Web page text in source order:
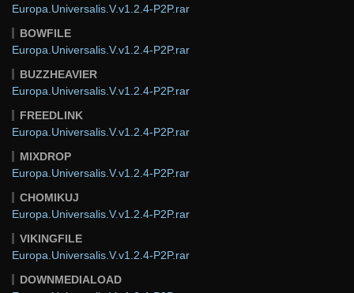
Europa.Universalis.V.v1.2.4-P2P.rar
BOWFILE
Europa.Universalis.V.v1.2.4-P2P.rar
BUZZHEAVIER
Europa.Universalis.V.v1.2.4-P2P.rar
FREEDLINK
Europa.Universalis.V.v1.2.4-P2P.rar
MIXDROP
Europa.Universalis.V.v1.2.4-P2P.rar
CHOMIKUJ
Europa.Universalis.V.v1.2.4-P2P.rar
VIKINGFILE
Europa.Universalis.V.v1.2.4-P2P.rar
DOWNMEDIALOAD